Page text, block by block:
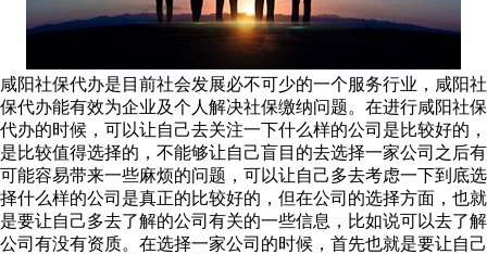
咸阳社保代办是目前社会发展必不可少的一个服务行业，咸阳社
保代办能有效为企业及个人解决社保缴纳问题。在进行咸阳社保
代办的时候，可以让自己去关注一下什么样的公司是比较好的，
是比较值得选择的，不能够让自己盲目的去选择一家公司之后有
可能容易带来一些麻烦的问题，可以让自己多去考虑一下到底选
择什么样的公司是真正的比较好的，但在公司的选择方面，也就
是要让自己多去了解的公司有关的一些信息，比如说可以去了解
公司有没有资质。在选择一家公司的时候，首先也就是要让自己